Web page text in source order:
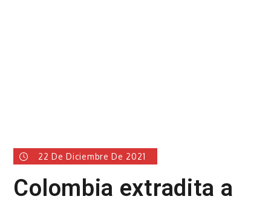
22 De Diciembre De 2021
Colombia extradita a